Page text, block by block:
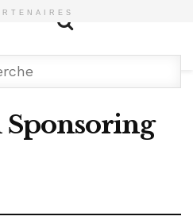
Sponsoring